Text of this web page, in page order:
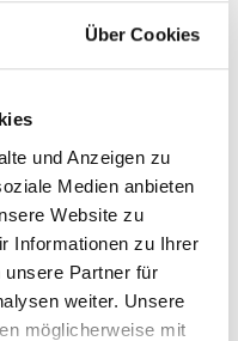
Über Cookies
und Anzeigen zu
Medien anbieten
Website zu
Informationen zu Ihrer
unsere Partner für
weiter. Unsere
möglicherweise mit